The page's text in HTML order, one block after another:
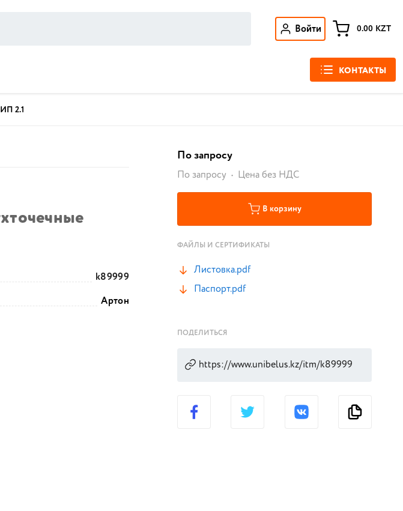
Войти 0.00 KZT
КОНТАКТЫ
ИП 2.1
k89999
Артон
По запросу
По запросу Цена без НДС
В корзину
ФАЙЛЫ И СЕРТИФИКАТЫ
Листовка.pdf
Паспорт.pdf
ПОДЕЛИТЬСЯ